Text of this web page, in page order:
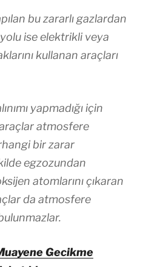
bu zararlı gazlardan
ise elektrikli veya
kullanan araçları
yapmadığı için
atmosfere
bir zarar
egzozundan
atomlarını çıkaran
da atmosfere
Gecikme